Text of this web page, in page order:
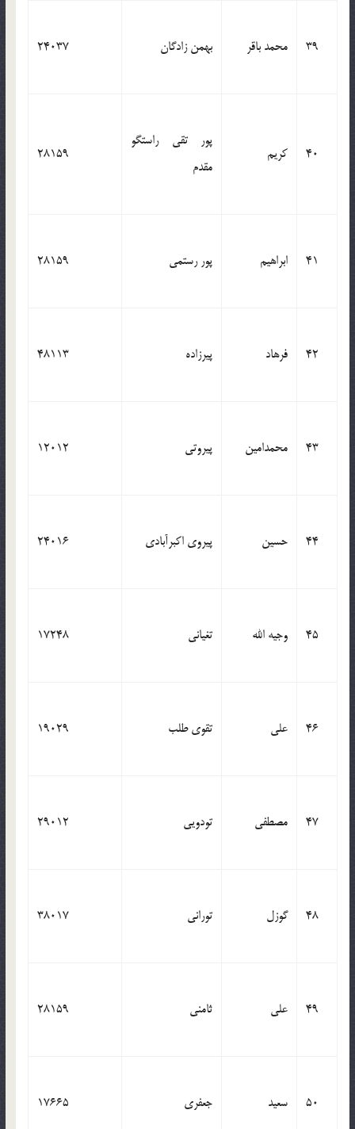
39 محمد باقر بهمن زادگان 24037
40 کریم
پور تقی راستگو
مقدم
28159
41 ابراهیم پور رستمی 28159
42 فرهاد پیرزاده 48113
43 محمدامین پیروتی 12012
44 حسین پیروی اکبرآبادی 24016
45 وجیه الله تغیانی 17248
46 علی تقوی طلب 19029
47 مصطفی تودویی 29012
48 گوزل تورانی 38017
49 علی ثامنی 28159
50 سعید جعفری 17665